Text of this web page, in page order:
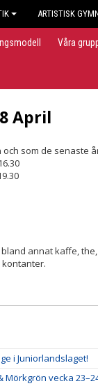
ARTISTISK
Våra
April
som de senaste
annat kaffe,
kontanter.
i Juniorlandslaget!
Mörkgrön vecka